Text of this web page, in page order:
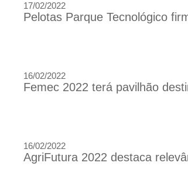
17/02/2022
Pelotas Parque Tecnológico
16/02/2022
Femec 2022 terá pavilhão
16/02/2022
AgriFutura 2022 destaca